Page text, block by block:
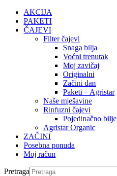
AKCIJA
PAKETI
ČAJEVI
Filter čajevi
Snaga bilja
Voćni trenutak
Moj zavičaj
Originalni
Začini dan
Paketi – Agristar
Naše mješavine
Rinfuzni čajevi
Pojedinačno bilje
Agristar Organic
ZAČINI
Posebna ponuda
Moj račun
Pretraga